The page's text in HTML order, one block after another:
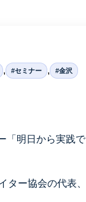
, #セミナー , #金沢
明日から実践
ター協会の代表